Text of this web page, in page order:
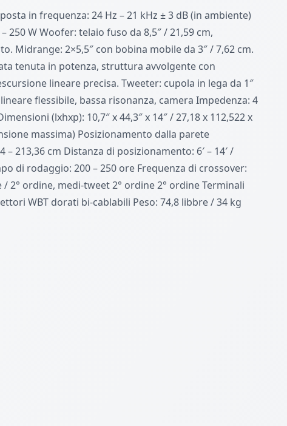
in frequenza: 24 Hz – 21 kHz ± 3 dB (in ambiente)
250 W Woofer: telaio fuso da 8,5″ / 21,59 cm,
Midrange: 2×5,5″ con bobina mobile da 3″ / 7,62 cm.
tenuta in potenza, struttura avvolgente con
lineare precisa. Tweeter: cupola in lega da 1″
flessibile, bassa risonanza, camera Impedenza: 4
(lxhxp): 10,7″ x 44,3″ x 14″ / 27,18 x 112,522 x
massima) Posizionamento dalla parete
– 213,36 cm Distanza di posizionamento: 6′ – 14′ /
di rodaggio: 200 – 250 ore Frequenza di crossover:
2° ordine, medi-tweet 2° ordine 2° ordine Terminali
WBT dorati bi-cablabili Peso: 74,8 libbre / 34 kg